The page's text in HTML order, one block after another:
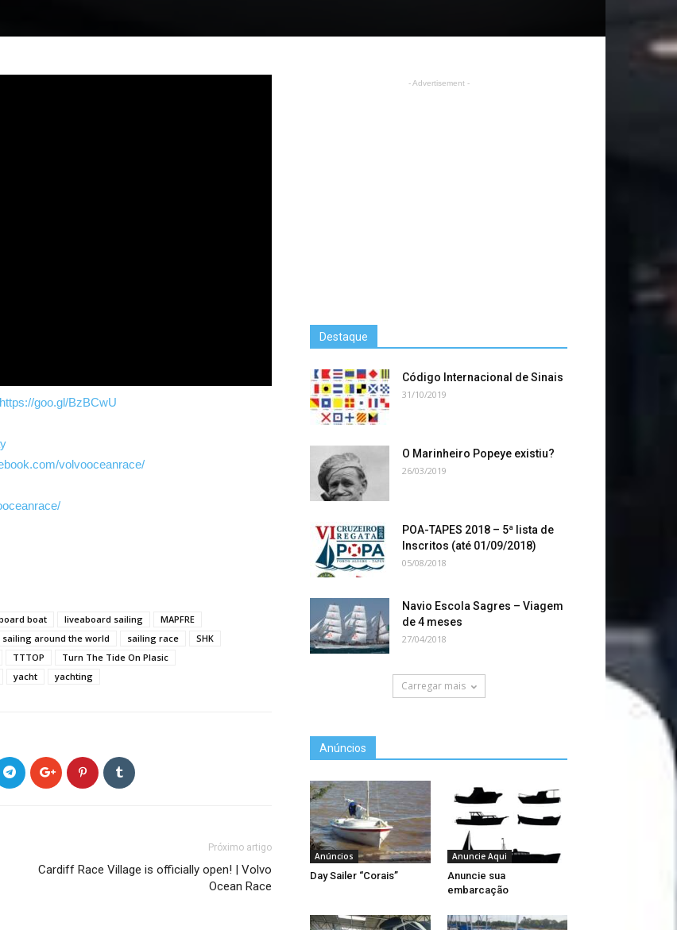
https://goo.gl/BzBCwU
volvooceanrace/
boat liveaboard sailing
MAPFRE
sailing around the world sailing race
SHK
TTTOP
Turn The Tide On Plasic
yacht yachting
Próximo artigo
Cardiff Race Village is officially open! | Volvo
Ocean Race
- Advertisement -
Destaque
Código Internacional de Sinais
31/10/2019
O Marinheiro Popeye existiu?
26/03/2019
POA-TAPES 2018 – 5ª lista de
Inscritos (até 01/09/2018)
05/08/2018
Navio Escola Sagres – Viagem
de 4 meses
27/04/2018
Carregar mais
Anúncios
Anúncios
Day Sailer “Corais”
Anuncie Aqui
Anuncie sua
embarcação